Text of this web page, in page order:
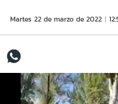
Martes 22 de marzo de 2022